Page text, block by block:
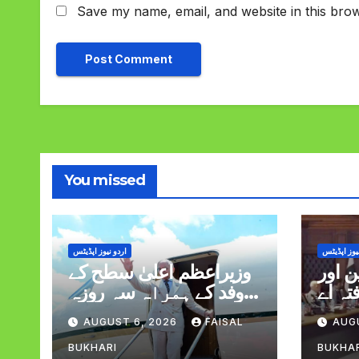
Save my name, email, and website in this
You missed
اردو نیوز اپڈیٹس
وزیراعظم اعلیٰ سطح کے
وفد کے ہمراہ سہ روزہ
دورہ پر سعودی عرب
روانہ
AUGUST 6, 2026 FAISAL
BUKHARI
اپڈیٹس
اور
اے